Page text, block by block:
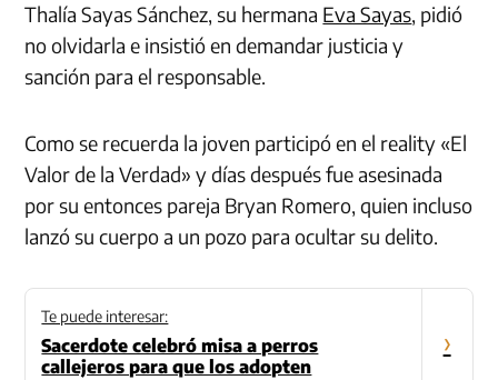
Thalía Sayas Sánchez, su hermana Eva Sayas, pidió
no olvidarla e insistió en demandar justicia y
sanción para el responsable.
Como se recuerda la joven participó en el reality «El
Valor de la Verdad» y días después fue asesinada
por su entonces pareja Bryan Romero, quien incluso
lanzó su cuerpo a un pozo para ocultar su delito.
Te puede interesar:
Sacerdote celebró misa a perros
callejeros para que los adopten
›